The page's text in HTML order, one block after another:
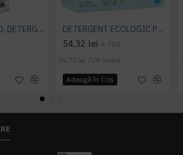
TANET KARACHO, DETERGENT ENZIMATIC PENTRU COVOARE, 1 L DETERGENT ECOLOGIC PRAF PT. RUFE NEUTRU 1.2KG Sonett
54,32 lei + TVA
65,73 lei TVA inclus
Adaugă în Coş